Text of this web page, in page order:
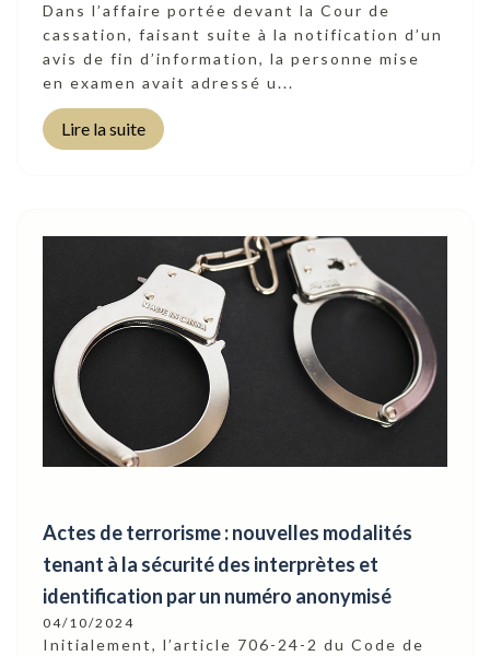
Dans l’affaire portée devant la Cour de
cassation, faisant suite à la notification d’un
avis de fin d’information, la personne mise
en examen avait adressé u...
Lire la suite
Actes de terrorisme : nouvelles modalités
tenant à la sécurité des interprètes et
identification par un numéro anonymisé
04/10/2024
Initialement, l’article 706-24-2 du Code de